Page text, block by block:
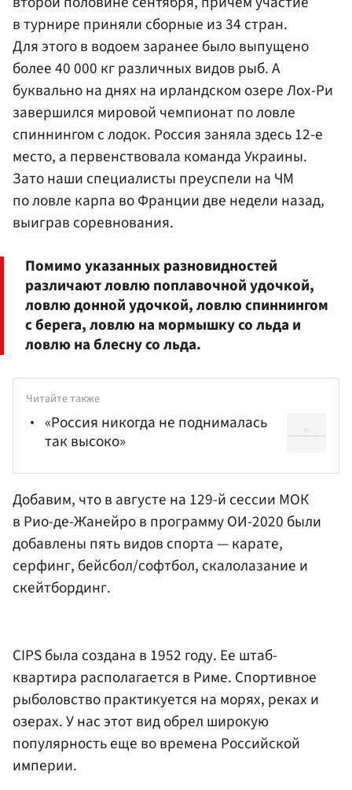
в турнире приняли сборные из 34 стран.
Для этого в водоем заранее было выпущено
более 40 000 кг различных видов рыб. А
буквально на днях на ирландском озере Лох-Ри
завершился мировой чемпионат по ловле
спиннингом с лодок. Россия заняла здесь 12-е
место, а первенствовала команда Украины.
Зато наши специалисты преуспели на ЧМ
по ловле карпа во Франции две недели назад,
выиграв соревнования.
Помимо указанных разновидностей
различают ловлю поплавочной удочкой,
ловлю донной удочкой, ловлю спиннингом
с берега, ловлю на мормышку со льда и
ловлю на блесну со льда.
Читайте также
«Россия никогда не поднималась
так высоко»
Добавим, что в августе на 129-й сессии МОК
в Рио-де-Жанейро в программу ОИ-2020 были
добавлены пять видов спорта — карате,
серфинг, бейсбол/софтбол, скалолазание и
скейтбординг.
CIPS была создана в 1952 году. Ее штаб-
квартира располагается в Риме. Спортивное
рыболовство практикуется на морях, реках и
озерах. У нас этот вид обрел широкую
популярность еще во времена Российской
империи.